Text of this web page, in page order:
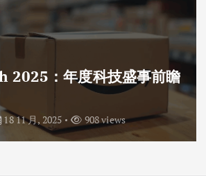
2025：年度科技盛事前瞻
18 11 月, 2025 908 views